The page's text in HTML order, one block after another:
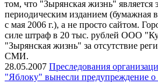
том, что "Зырянская жизнь" является
периодическим изданием (бумажная
с мая 2006 г.), а не просто сайтом.
силе штраф в 20 тыс. рублей ООО
"Зырянская жизнь" за отсутствие
СМИ.
28.05.2007 Преследования
"Яблоку" вынесли предупреждение о